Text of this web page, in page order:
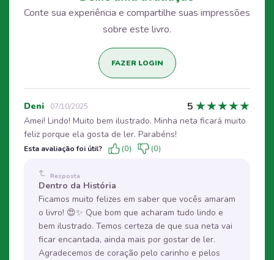
Conte sua experiência e compartilhe suas impressões
sobre este livro.
FAZER LOGIN
Deni 07/10/2025 5 ★★★★★
Amei! Lindo! Muito bem ilustrado. Minha neta ficará muito
feliz porque ela gosta de ler. Parabéns!
Esta avaliação foi útil? (0) (0)
Resposta
Dentro da História
Ficamos muito felizes em saber que vocês amaram
o livro! 😍✨ Que bom que acharam tudo lindo e
bem ilustrado. Temos certeza de que sua neta vai
ficar encantada, ainda mais por gostar de ler.
Agradecemos de coração pelo carinho e pelos